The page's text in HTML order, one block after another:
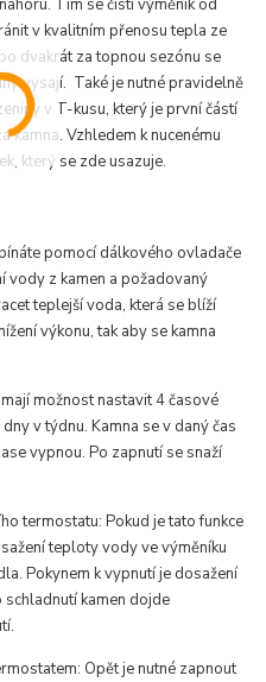
Tím se čistí výměník od
v kvalitním přenosu tepla ze
dvakrát za topnou sezónu se
vysají. Také je nutné pravidelně
v T-kusu, který je první částí
kamna. Vzhledem k nucenému
který se zde usazuje.
pomocí dálkového ovladače
vody z kamen a požadovaný
teplejší voda, která se blíží
výkonu, tak aby se kamna
možnost nastavit 4 časové
v týdnu. Kamna se v daný čas
vypnou. Po zapnutí se snaží
termostatu: Pokud je tato funkce
teploty vody ve výměníku
Pokynem k vypnutí je dosažení
kamen dojde
Opět je nutné zapnout